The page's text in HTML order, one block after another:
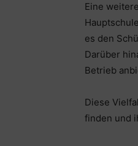
Eine
es den
Darüber
Betrieb
Diese
finden und